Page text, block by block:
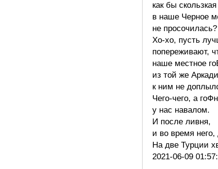
как бы
в наше Черное
не просочилась?
Хо-хо, пусть
попереживают,
наше местное
из той же
к ним не
Чего-чего, а
у нас навалом.
И после ливня,
и во время
На две Турции
2021-06-09